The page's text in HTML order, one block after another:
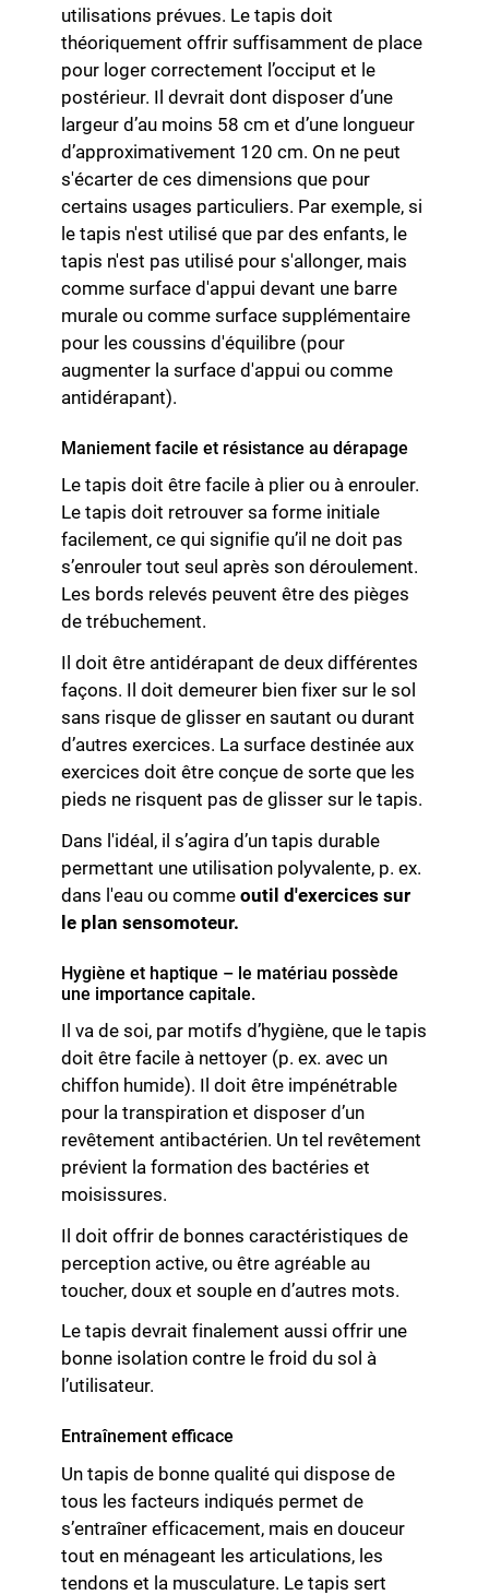
utilisations prévues. Le tapis doit
théoriquement offrir suffisamment de place
pour loger correctement l’occiput et le
postérieur. Il devrait dont disposer d’une
largeur d’au moins 58 cm et d’une longueur
d’approximativement 120 cm. On ne peut
s'écarter de ces dimensions que pour
certains usages particuliers. Par exemple, si
le tapis n'est utilisé que par des enfants, le
tapis n'est pas utilisé pour s'allonger, mais
comme surface d'appui devant une barre
murale ou comme surface supplémentaire
pour les coussins d'équilibre (pour
augmenter la surface d'appui ou comme
antidérapant).
Maniement facile et résistance au dérapage
Le tapis doit être facile à plier ou à enrouler.
Le tapis doit retrouver sa forme initiale
facilement, ce qui signifie qu’il ne doit pas
s’enrouler tout seul après son déroulement.
Les bords relevés peuvent être des pièges
de trébuchement.
Il doit être antidérapant de deux différentes
façons. Il doit demeurer bien fixer sur le sol
sans risque de glisser en sautant ou durant
d’autres exercices. La surface destinée aux
exercices doit être conçue de sorte que les
pieds ne risquent pas de glisser sur le tapis.
Dans l'idéal, il s’agira d’un tapis durable
permettant une utilisation polyvalente, p. ex.
dans l'eau ou comme outil d'exercices sur
le plan sensomoteur.
Hygiène et haptique – le matériau possède
une importance capitale.
Il va de soi, par motifs d’hygiène, que le tapis
doit être facile à nettoyer (p. ex. avec un
chiffon humide). Il doit être impénétrable
pour la transpiration et disposer d’un
revêtement antibactérien. Un tel revêtement
prévient la formation des bactéries et
moisissures.
Il doit offrir de bonnes caractéristiques de
perception active, ou être agréable au
toucher, doux et souple en d’autres mots.
Le tapis devrait finalement aussi offrir une
bonne isolation contre le froid du sol à
l’utilisateur.
Entraînement efficace
Un tapis de bonne qualité qui dispose de
tous les facteurs indiqués permet de
s’entraîner efficacement, mais en douceur
tout en ménageant les articulations, les
tendons et la musculature. Le tapis sert